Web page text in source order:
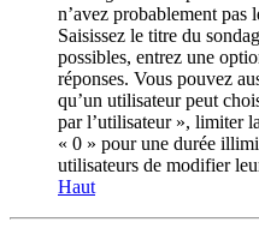
n’avez probablement pas
Saisissez le titre du
possibles, entrez une
réponses. Vous pouvez
qu’un utilisateur peut
par l’utilisateur », limiter
« 0 » pour une durée
utilisateurs de modifier
Haut